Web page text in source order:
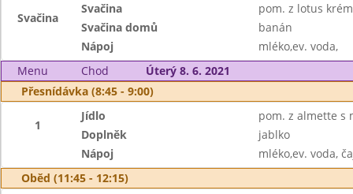
Svačina
Svačina
pom. z lotus
Svačina domů
banán
Nápoj
mléko,ev. voda,
Menu
Chod
Úterý 8. 6. 2021
Přesnídávka (8:45 - 9:00)
1
Jídlo
pom. z almette s
Doplněk
jablko
Nápoj
mléko,ev. voda,
Oběd (11:45 - 12:15)